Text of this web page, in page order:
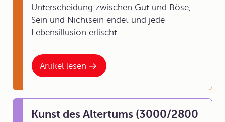
Artikel lesen
Unterscheidung zwischen Gut und Böse,
Sein und Nichtsein endet und jede
Lebensillusion erlischt.
Kunst des Altertums (3000/2800